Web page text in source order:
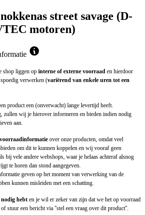
street savage (D-
motoren)
shop liggen op interne of externe voorraad en hierdoor
verwerken (variërend van enkele uren tot een
product een (onverwacht) lange levertijd heeft.
zullen wij je hierover informeren en bieden indien nodig
aan.
over onze producten, omdat veel
om dit te kunnen koppelen en wij vooraf geen
bij vele andere webshops, waar je helaas achteraf alsnog
te horen dan stond aangegeven.
geven op het moment van verwerking van de
kunnen misleiden met een schatting.
nodig hebt en je wil er zeker van zijn dat we het op voorraad
stuur een bericht via ''stel een vraag over dit product''.